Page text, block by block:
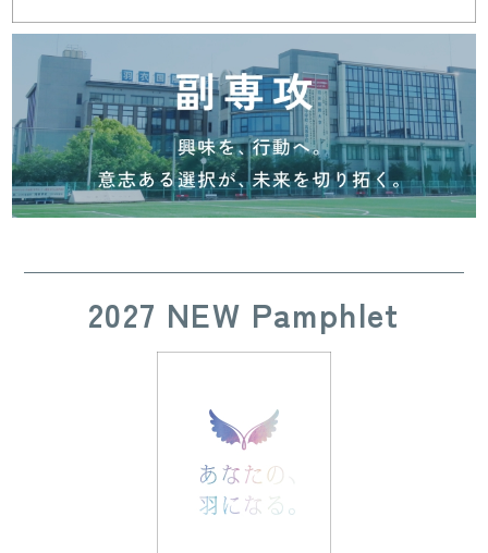
2027 NEW Pamphlet